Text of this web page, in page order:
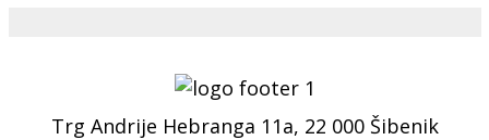
Trg Andrije Hebranga 11a, 22 000 Šibenik